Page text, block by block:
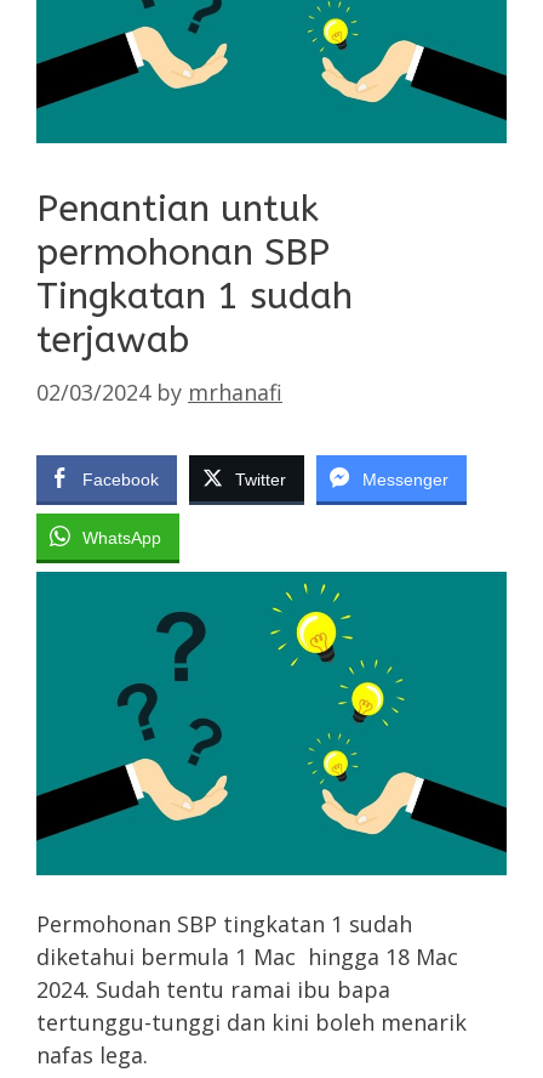
Penantian untuk
permohonan SBP
Tingkatan 1 sudah
terjawab
02/03/2024 by mrhanafi
Facebook Twitter Messenger
WhatsApp
Permohonan SBP tingkatan 1 sudah
diketahui bermula 1 Mac hingga 18 Mac
2024. Sudah tentu ramai ibu bapa
tertunggu-tunggi dan kini boleh menarik
nafas lega.